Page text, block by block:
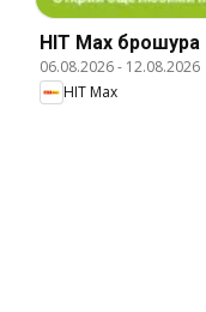
HIT Max брошура
06.08.2026- 12.08.2026
HIT Max